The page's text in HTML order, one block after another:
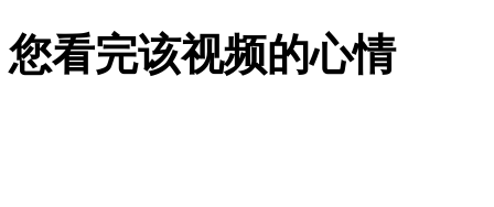
您看完该视频的心情